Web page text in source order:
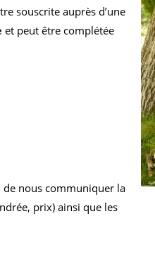
souscrite auprès d’une
et peut être complétée
de nous communiquer la
prix) ainsi que les